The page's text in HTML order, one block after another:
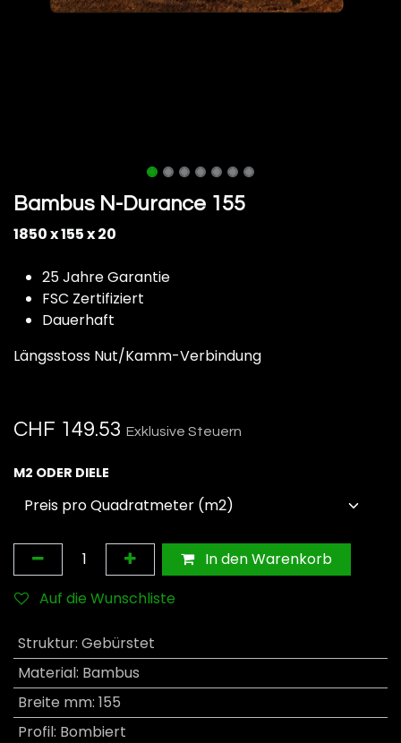
Bambus N-Durance 155
1850 x 155 x 20
25 Jahre Garantie
FSC Zertifiziert
Dauerhaft
Längsstoss Nut/Kamm-Verbindung
CHF 149.53 Exklusive Steuern
M2 ODER DIELE
In den Warenkorb
Auf die Wunschliste
Struktur: Gebürstet
Material: Bambus
Breite mm: 155
Profil: Bombiert